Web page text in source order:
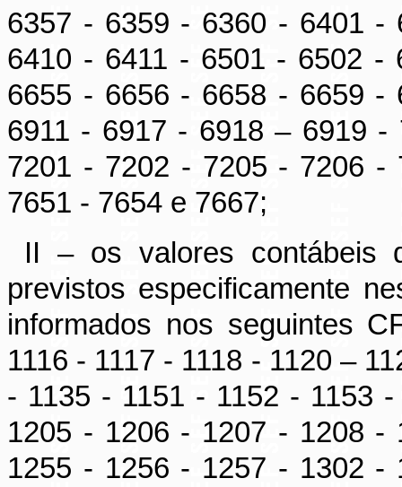
6357 - 6359 - 6360 - 6401
6410 - 6411 - 6501 - 6502
6655 - 6656 - 6658 - 6659
6911 - 6917 - 6918 – 6919
7201 - 7202 - 7205 - 7206
7651 - 7654 e 7667;
II – os valores contábeis
previstos especificamente
informados nos seguintes
1116 - 1117 - 1118 - 1120 –
- 1135 - 1151 - 1152 - 1153
1205 - 1206 - 1207 - 1208
1255 - 1256 - 1257 - 1302